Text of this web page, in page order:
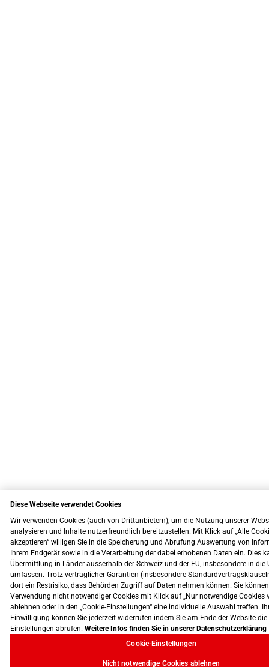
Diese Webseite verwendet Cookies
Wir verwenden Cookies (auch von Drittanbietern), um die Nutzung unserer
analysieren und Inhalte nutzerfreundlich bereitzustellen. Mit Klick auf „Alle
akzeptieren“ willigen Sie in die Speicherung und Abrufung Auswertung von
Ihrem Endgerät sowie in die Verarbeitung der dabei erhobenen Daten ein. Dies
Übermittlung in Länder ausserhalb der Schweiz und der EU, insbesondere in die
umfassen. Trotz vertraglicher Garantien (insbesondere
dort ein Restrisiko, dass Behörden Zugriff auf Daten nehmen können. Sie
Verwendung nicht notwendiger Cookies mit Klick auf „Nur notwendige Cookies
ablehnen oder in den „Cookie-Einstellungen“ eine individuelle Auswahl treffen.
Einwilligung können Sie jederzeit widerrufen indem Sie am Ende der Website die
Einstellungen abrufen. Weitere Infos finden Sie in unserer Datenschutzerklärung
Cookie-Einstellungen
Nicht notwendige Cookies ablehnen